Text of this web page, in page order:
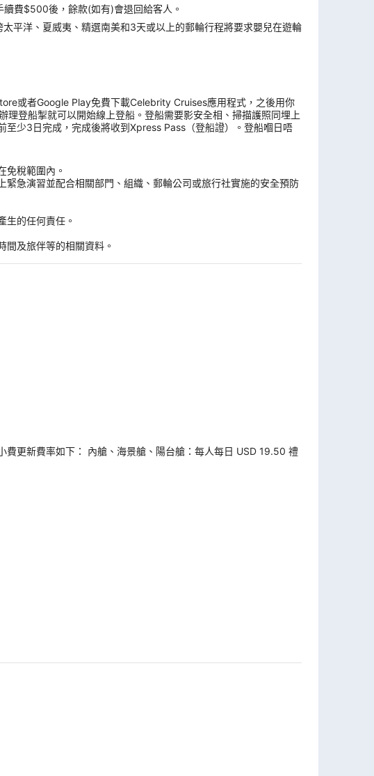
費$500後，餘款(如有)會退回給客人。
平洋、夏威夷、精選南美和3天或以上的郵輪行程將要求嬰兒在遊輪
或者Google Play免費下載Celebrity Cruises應用程式，之後用你
登船掣就可以開始線上登船。登船需要影安全相、掃描護照同埋上
少3日完成，完成後將收到Xpress Pass（登船證）。登船嗰日唔
免稅範圍內。
急演習並配合相關部門、組織、郵輪公司或旅行社實施的安全預防
生的任何責任。
及旅伴等的相關資料。
更新費率如下： 內艙、海景艙、陽台艙：每人每日 USD 19.50 禮